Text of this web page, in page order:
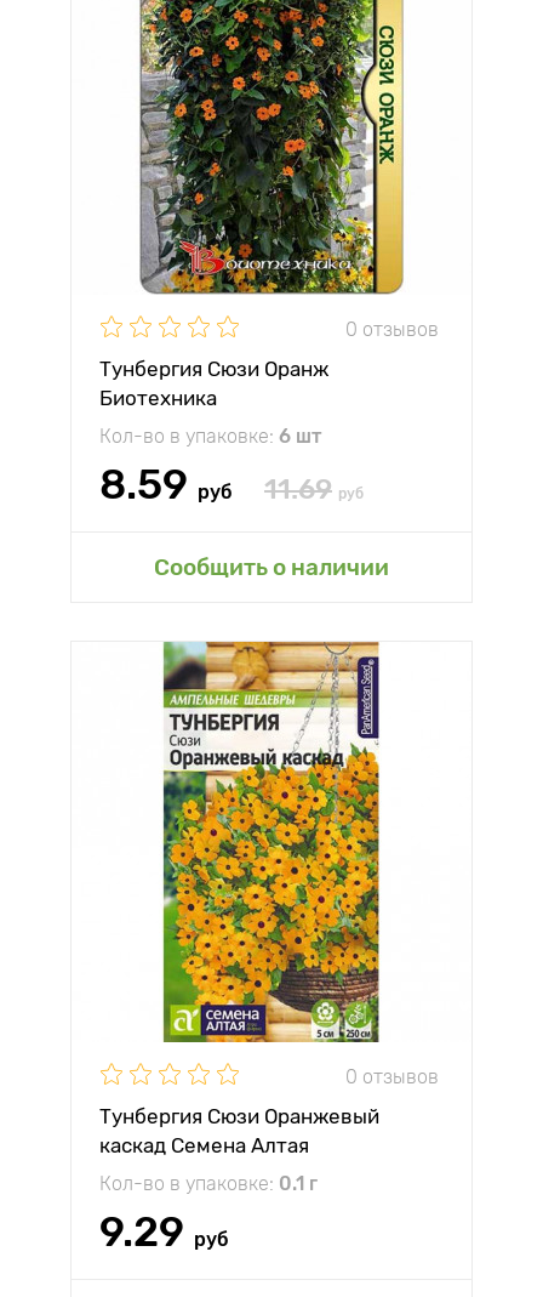
0 отзывов
Тунбергия Сюзи Оранж
Биотехника
Кол-во в упаковке: 6 шт
8.59 руб 11.69 руб
Сообщить о наличии
0 отзывов
Тунбергия Сюзи Оранжевый
каскад Семена Алтая
Кол-во в упаковке: 0.1 г
9.29 руб